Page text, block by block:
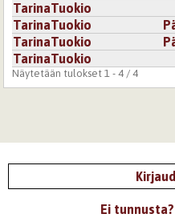
TarinaTuokio
TarinaTuokio
TarinaTuokio
TarinaTuokio
Näytetään tulokset 1 - 4 / 4
Ei